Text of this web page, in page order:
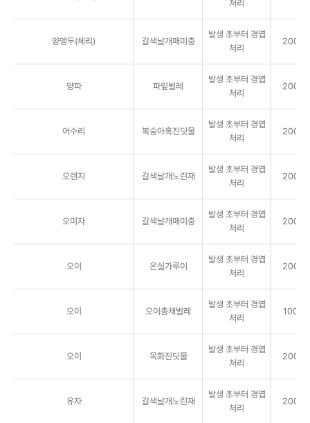
처리
양앵두(체리) 갈색날개매미충
발생 초부터 경엽
처리
2000
양파 파잎벌레
발생 초부터 경엽
처리
2000
어수리 복숭아혹진딧물
발생 초부터 경엽
처리
2000
오렌지 갈색날개노린재
발생 초부터 경엽
처리
2000
오미자 갈색날개매미충
발생 초부터 경엽
처리
2000
오이 온실가루이
발생 초부터 경엽
처리
2000
오이 오이총채벌레
발생 초부터 경엽
처리
1000
오이 목화진딧물
발생 초부터 경엽
처리
2000
유자 갈색날개노린재
발생 초부터 경엽
처리
2000